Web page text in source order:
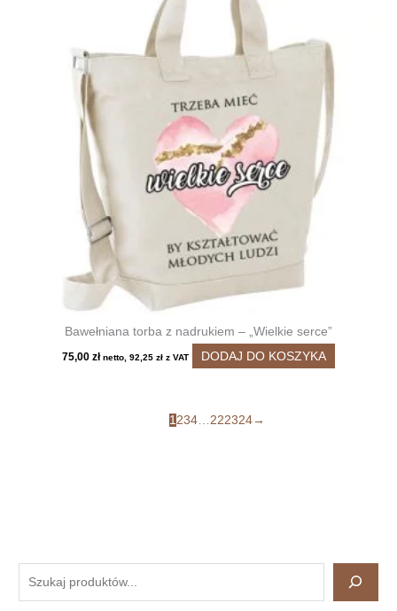
Bawełniana torba z nadrukiem – „Wielkie serce”
75,00 zł netto, 92,25 złz VAT DODAJ DO KOSZYKA
1234…222324→